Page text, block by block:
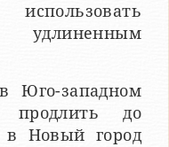
Юго-западном
продлить до
в Новый город